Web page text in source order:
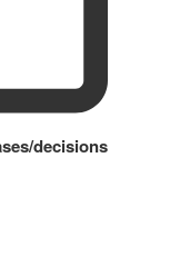
decisions